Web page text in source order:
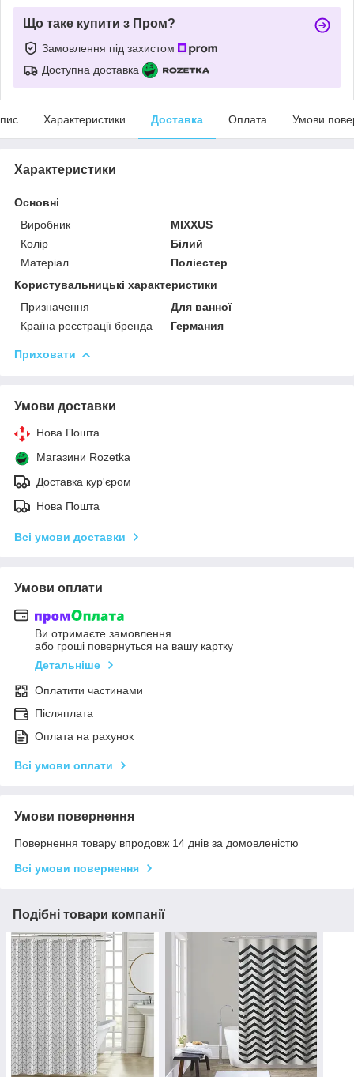
Що таке купити з Пром?
Замовлення під захистом
Доступна доставка
Характеристики Доставка Оплата Умови
Характеристики
Основні
Виробник
MIXXUS
Колір
Білий
Матеріал
Поліестер
Користувальницькі характеристики
Призначення
Для ванної
Країна реєстрації бренда
Германия
Приховати
Умови доставки
Нова Пошта
Магазини Rozetka
Доставка кур'єром
Нова Пошта
Всі умови доставки
Умови оплати
Ви отримаєте замовлення
або гроші повернуться на вашу картку
Детальніше
Оплатити частинами
Післяплата
Оплата на рахунок
Всі умови оплати
Умови повернення
Повернення товару впродовж 14 днів за домовленістю
Всі умови повернення
Подібні товари компанії